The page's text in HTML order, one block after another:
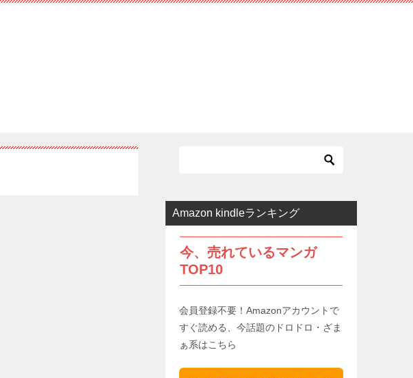
Amazon kindleランキング
今、売れているマンガ
TOP10
会員登録不要！Amazonアカウントで
すぐ読める、今話題のドロドロ・ざま
ぁ系はこちら